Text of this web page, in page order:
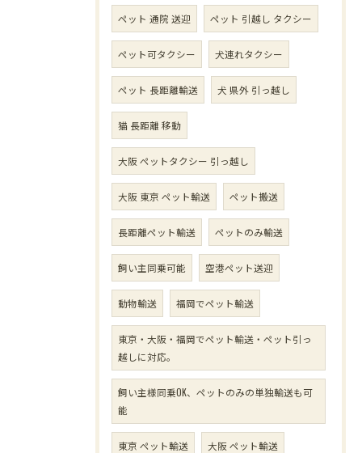
ペット 通院 送迎 ペット 引越し タクシー
ペット可タクシー 犬連れタクシー
ペット 長距離輸送 犬 県外 引っ越し
猫 長距離 移動
大阪 ペットタクシー 引っ越し
大阪 東京 ペット輸送 ペット搬送
長距離ペット輸送 ペットのみ輸送
飼い主同乗可能 空港ペット送迎
動物輸送 福岡でペット輸送
東京・大阪・福岡でペット輸送・ペット引っ
越しに対応。
飼い主様同乗OK、ペットのみの単独輸送も可
能
東京 ペット輸送 大阪 ペット輸送